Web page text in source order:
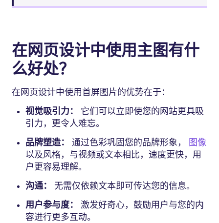
在网页设计中使用主图有什
么好处？
在网页设计中使用首屏图片的优势在于：
视觉吸引力： 它们可以立即使您的网站更具吸
引力，更令人难忘。
品牌塑造：
通过色彩巩固您的品牌形象，
图像
以及风格，与视频或文本相比，速度更快，用
户更容易理解。
沟通： 无需仅依赖文本即可传达您的信息。
用户参与度：
激发好奇心，鼓励用户与您的内
容进行更多互动。